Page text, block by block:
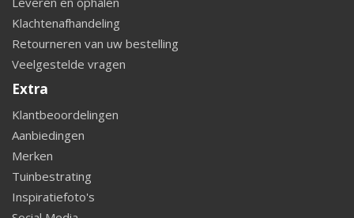
Klachtenafhandeling
Retourneren van uw bestelling
Veelgestelde vragen
Extra
Klantbeoordelingen
Aanbiedingen
Merken
Tuinbestrating
Inspiratiefoto's